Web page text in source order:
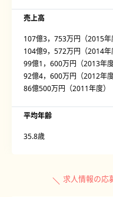
売上高
107億3，753万円（2015年
104億9，572万円（2014年
99億1，600万円（2013年度
92億4，600万円（2012年度
86億500万円（2011年度）
平均年齢
35.8歳
求人情報の応